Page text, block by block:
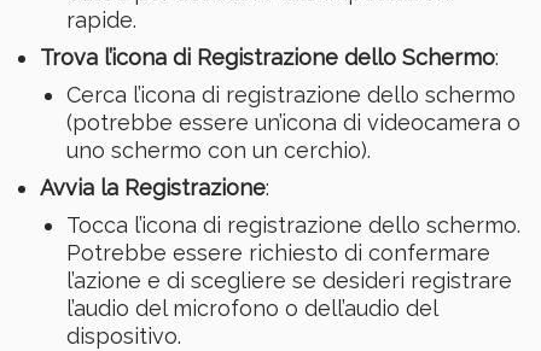
rapide.
Trova l’icona di Registrazione dello Schermo:
Cerca l’icona di registrazione dello schermo
(potrebbe essere un’icona di videocamera o
uno schermo con un cerchio).
Avvia la Registrazione:
Tocca l’icona di registrazione dello schermo.
Potrebbe essere richiesto di confermare
l’azione e di scegliere se desideri registrare
l’audio del microfono o dell’audio del
dispositivo.